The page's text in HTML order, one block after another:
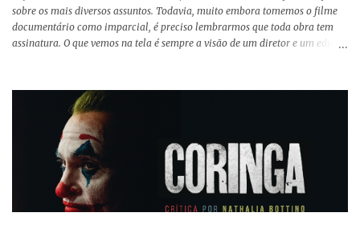
sobre os mais diversos assuntos. Todavia, muito embora tomemos o filme
documentário como imparcial, é preciso lembrarmos que toda obra tem
assinatura. O que vemos na tela é sempre a visão de um diretor e um editor
sempre importante levarmos em conta quem assina e qual a função social
da obra. O cinema brasileiro é celeiro de grandes documentaristas, muitos
deles mundialmente reconhecidos. Pensando na variedade de estilos e
estéticas de se fazer documentários, selecionei 5 produções tupiniquins do
gênero que, para mim, são indispensáveis: ▼ Cabra Marcado para Morrer
(1984) , de Eduardo Coutinho Em 1964, devido ao golpe militar, Eduardo
Coutinho (Edifício Master) teve que abandonar as filmagens do
documentário sobre o assassinato do líder camponês Joã...